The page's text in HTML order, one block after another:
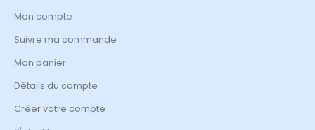
Mon compte
Suivre ma commande
Mon panier
Détails du compte
Créer votre compte